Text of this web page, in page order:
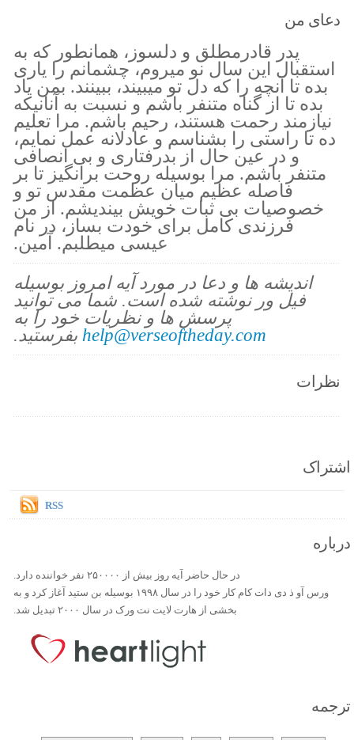
دعای من
پدر قادرمطلق و دلسوز، همانطور كه به
استقبال اين سال نو ميروم، چشمانم را يارى
بده تا آنچه را كه دل تو ميبيند، ببينند. بمن ياد
بده تا از گناه متنفر باشم و نسبت به آنانيكه
نيازمند رحمت هستند، رحيم باشم. مرا تعليم
ده تا راستى را بشناسم و عادلانه عمل نمايم،
و در عين حال از بدرفتارى و بى انصافى
متنفر باشم. مرا بوسيله روحت برانگيز تا بر
فاصله عظيم ميان عظمت مقدس تو و
خصوصيات بى ثبات خويش بينديشم. از من
فرزندى كامل براى خودت بساز، در نام
عيسى ميطلبم. آمين.
اندیشه ها و دعا در مورد آیه امروز بوسیله
فیل ور نوشته شده است. شما می توانید
پرسش ها و نظریات خود را به
help@verseoftheday.com بفرستید.
نظرات
اشتراک
RSS
درباره
در حال حاضر آیه روز بیش از ۲۵۰۰۰۰ نفر خواننده دارد.
ورس آو ذ دی دات کام کار خود را در سال ۱۹۹۸ بوسیله بن ستید آغاز کرد و به
بخشی از هارت لایت نت ورک در سال ۲۰۰۰ تبدیل شد.
ترجمه